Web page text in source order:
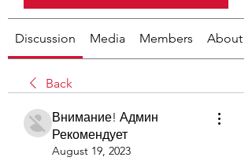
Discussion Media Members About
Back
Внимание! Админ
Рекомендует
August 19, 2023